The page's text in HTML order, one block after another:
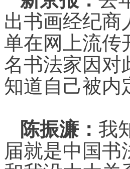
出书画经纪商
单在网上流传
名书法家因对
知道自己被内
陈振濂： 我
届就是中国